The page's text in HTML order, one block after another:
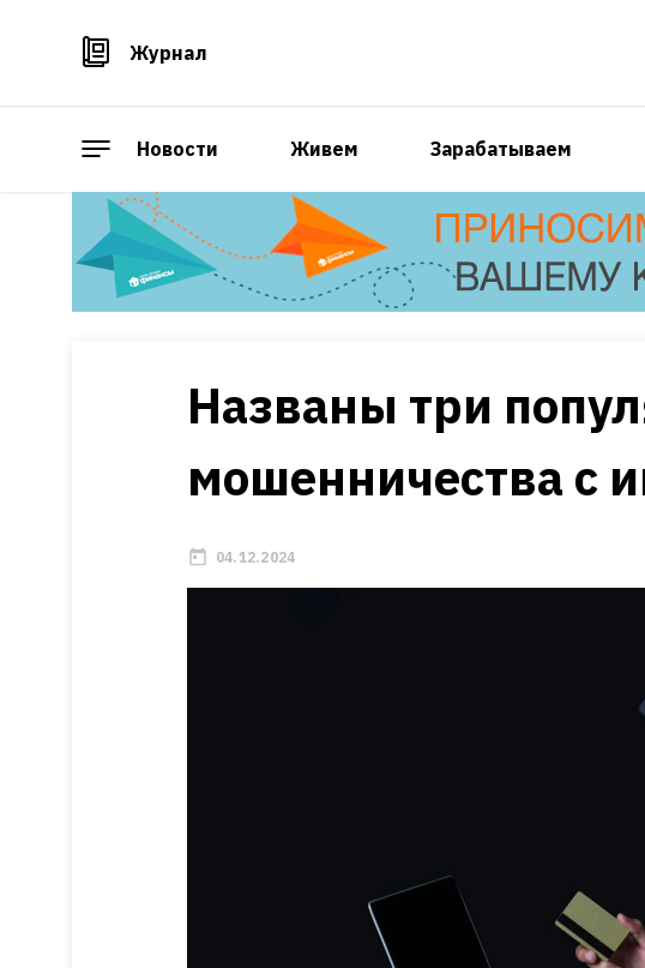
Журнал
Новости Живем Зарабатываем
Названы три
мошенничества с
04.12.2024